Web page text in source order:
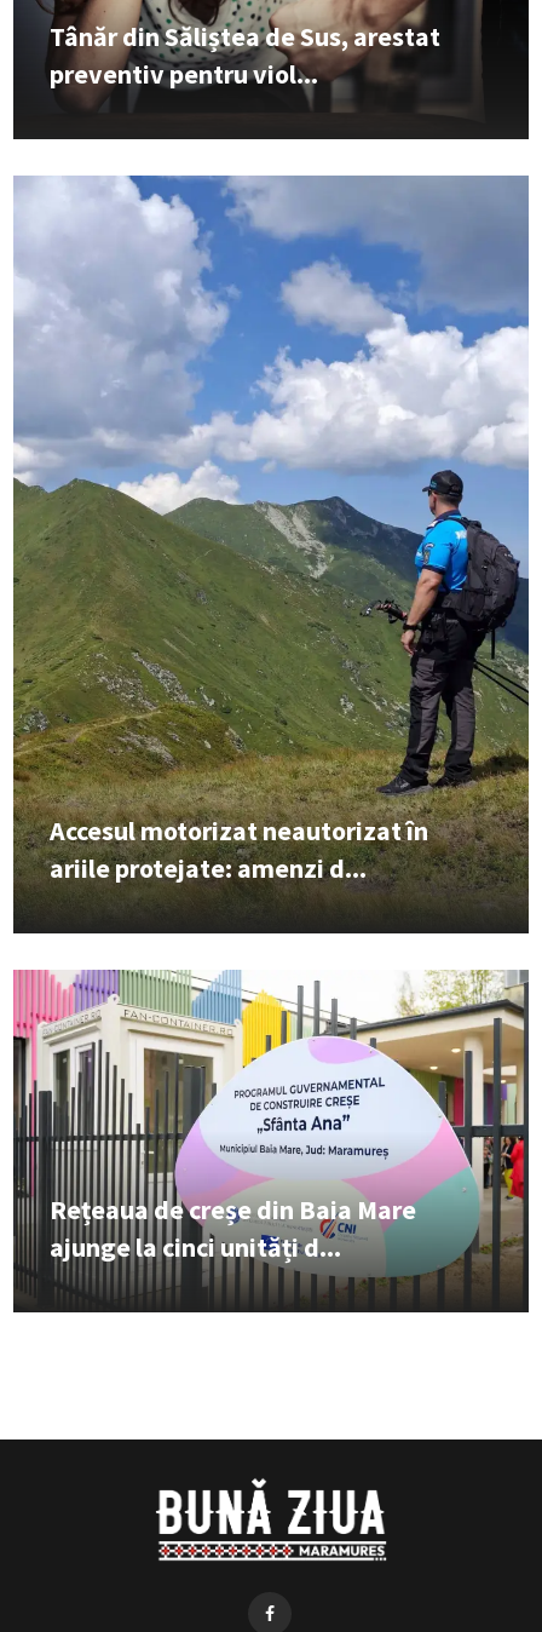
Tânăr din Săliștea de Sus, arestat
preventiv pentru viol...
Accesul motorizat neautorizat în
ariile protejate: amenzi d...
Rețeaua de creșe din Baia Mare
ajunge la cinci unități d...